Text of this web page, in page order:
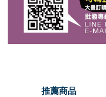
推薦商品